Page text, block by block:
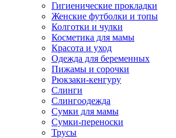
Гигиенические прокладки
Женские футболки и топы
Колготки и чулки
Косметика для мамы
Красота и уход
Одежда для беременных
Пижамы и сорочки
Рюкзаки-кенгуру
Слинги
Слингоодежда
Сумки для мамы
Сумки-переноски
Трусы